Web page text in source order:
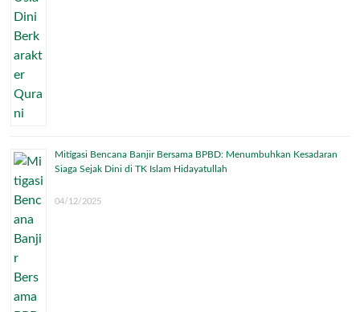
Mitigasi Bencana Banjir Bersama BPBD: Menumbuhkan Kesadaran
Siaga Sejak Dini di TK Islam Hidayatullah
04/12/2025